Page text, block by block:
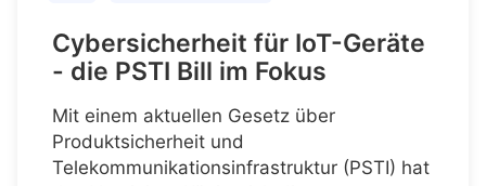
Cybersicherheit für IoT-Geräte
- die PSTI Bill im Fokus
Mit einem aktuellen Gesetz über
Produktsicherheit und
Telekommunikationsinfrastruktur (PSTI) hat